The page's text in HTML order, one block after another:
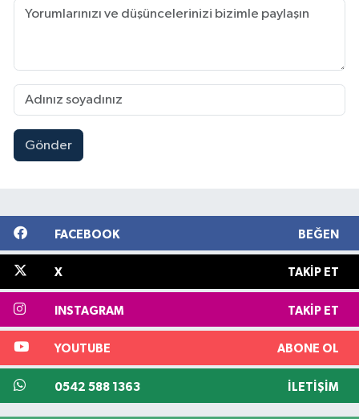
Gönder
FACEBOOK BEĞEN
X TAKIP ET
INSTAGRAM TAKIP ET
YOUTUBE ABONE OL
0542 588 1363 İLETIŞIM